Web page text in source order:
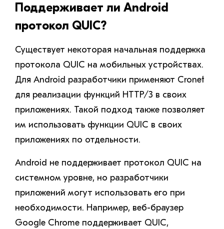
Поддерживает ли Android
протокол QUIC?
Существует некоторая начальная поддержка
протокола QUIC на мобильных устройствах.
Для Android разработчики применяют Cronet
для реализации функций HTTP/3 в своих
приложениях. Такой подход также позволяет
им использовать функции QUIC в своих
приложениях по отдельности.
Android не поддерживает протокол QUIC на
системном уровне, но разработчики
приложений могут использовать его при
необходимости. Например, веб-браузер
Google Chrome поддерживает QUIC,